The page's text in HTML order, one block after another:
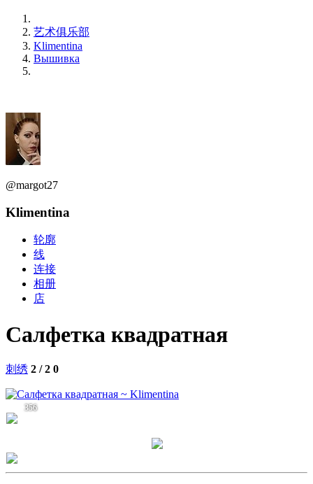
艺术俱乐部
Klimentina
Вышивка
@margot27
Klimentina
轮廓
线
连接
相册
店
Салфетка квадратная
刺绣 2 / 2 0
356